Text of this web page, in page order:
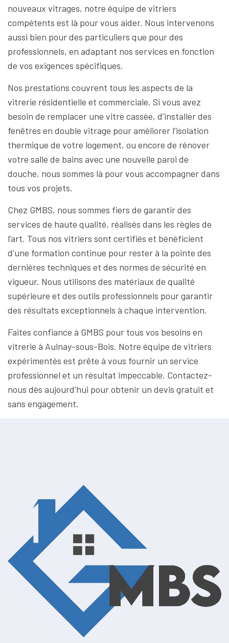
nouveaux vitrages, notre équipe de vitriers
compétents est là pour vous aider. Nous intervenons
aussi bien pour des particuliers que pour des
professionnels, en adaptant nos services en fonction
de vos exigences spécifiques.
Nos prestations couvrent tous les aspects de la
vitrerie résidentielle et commerciale. Si vous avez
besoin de remplacer une vitre cassée, d’installer des
fenêtres en double vitrage pour améliorer l’isolation
thermique de votre logement, ou encore de rénover
votre salle de bains avec une nouvelle paroi de
douche, nous sommes là pour vous accompagner dans
tous vos projets.
Chez GMBS, nous sommes fiers de garantir des
services de haute qualité, réalisés dans les règles de
l’art. Tous nos vitriers sont certifiés et bénéficient
d’une formation continue pour rester à la pointe des
dernières techniques et des normes de sécurité en
vigueur. Nous utilisons des matériaux de qualité
supérieure et des outils professionnels pour garantir
des résultats exceptionnels à chaque intervention.
Faites confiance à GMBS pour tous vos besoins en
vitrerie à Aulnay-sous-Bois. Notre équipe de vitriers
expérimentés est prête à vous fournir un service
professionnel et un résultat impeccable. Contactez-
nous dès aujourd’hui pour obtenir un devis gratuit et
sans engagement.